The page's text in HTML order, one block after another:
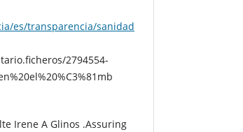
es/transparencia/sanidad
2794554-
Irene A Glinos .Assuring